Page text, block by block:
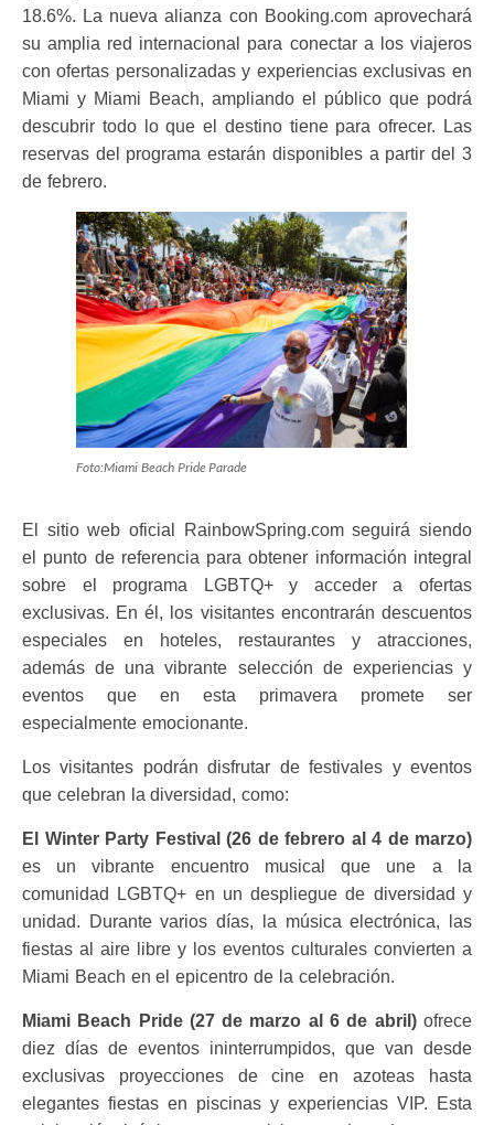
18.6%. La nueva alianza con Booking.com aprovechará
su amplia red internacional para conectar a los viajeros
con ofertas personalizadas y experiencias exclusivas en
Miami y Miami Beach, ampliando el público que podrá
descubrir todo lo que el destino tiene para ofrecer. Las
reservas del programa estarán disponibles a partir del 3
de febrero.
Foto:Miami Beach Pride Parade
El sitio web oficial RainbowSpring.com seguirá siendo
el punto de referencia para obtener información integral
sobre el programa LGBTQ+ y acceder a ofertas
exclusivas. En él, los visitantes encontrarán descuentos
especiales en hoteles, restaurantes y atracciones,
además de una vibrante selección de experiencias y
eventos que en esta primavera promete ser
especialmente emocionante.
Los visitantes podrán disfrutar de festivales y eventos
que celebran la diversidad, como:
El Winter Party Festival (26 de febrero al 4 de marzo)
es un vibrante encuentro musical que une a la
comunidad LGBTQ+ en un despliegue de diversidad y
unidad. Durante varios días, la música electrónica, las
fiestas al aire libre y los eventos culturales convierten a
Miami Beach en el epicentro de la celebración.
Miami Beach Pride (27 de marzo al 6 de abril)ofrece
diez días de eventos ininterrumpidos, que van desde
exclusivas proyecciones de cine en azoteas hasta
elegantes fiestas en piscinas y experiencias VIP. Esta